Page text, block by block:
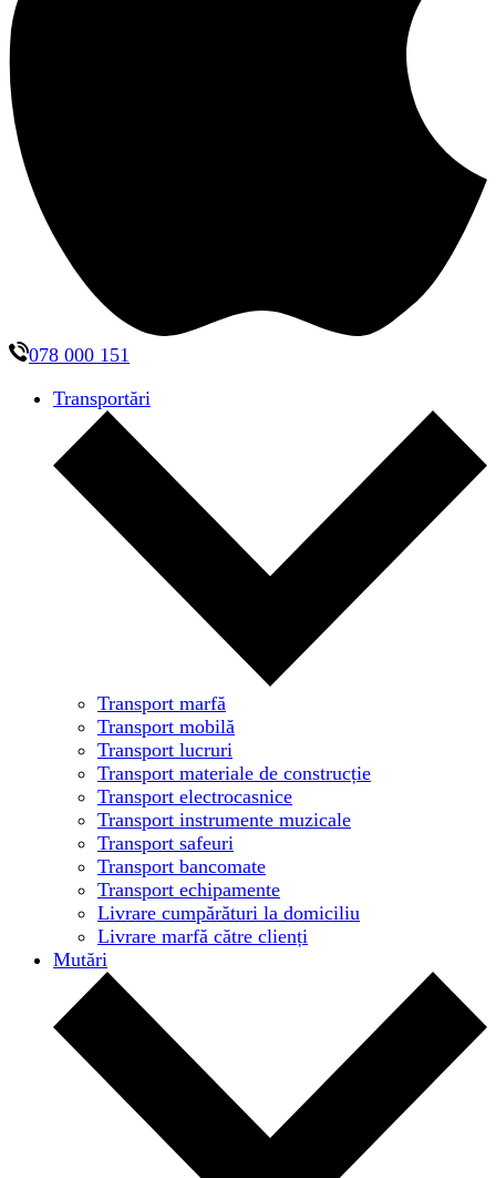
078 000 151
Transportări
Transport marfă
Transport mobilă
Transport lucruri
Transport materiale de construcție
Transport electrocasnice
Transport instrumente muzicale
Transport safeuri
Transport bancomate
Transport echipamente
Livrare cumpărături la domiciliu
Livrare marfă către clienți
Mutări